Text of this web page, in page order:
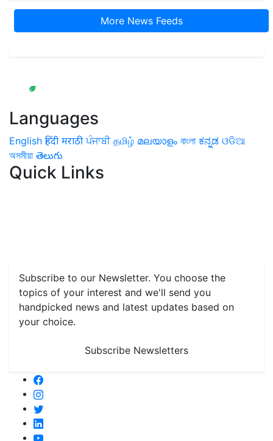
More News Feeds
Languages
English हिंदी मराठी ਪੰਜਾਬੀ தமிழ் മലയാളം বাংলা ಕನ್ನಡ ଓଡିଆ
অসমীয়া తెలుగు
Quick Links
Subscribe to our Newsletter. You choose the
topics of your interest and we'll send you
handpicked news and latest updates based on
your choice.
Subscribe Newsletters